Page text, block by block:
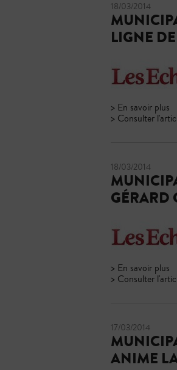
18/03/2014
LIGNE
> En savoir plus
> Consulter
18/03/2014
GÉRARD
> En savoir plus
> Consulter
17/03/2014
ANIME